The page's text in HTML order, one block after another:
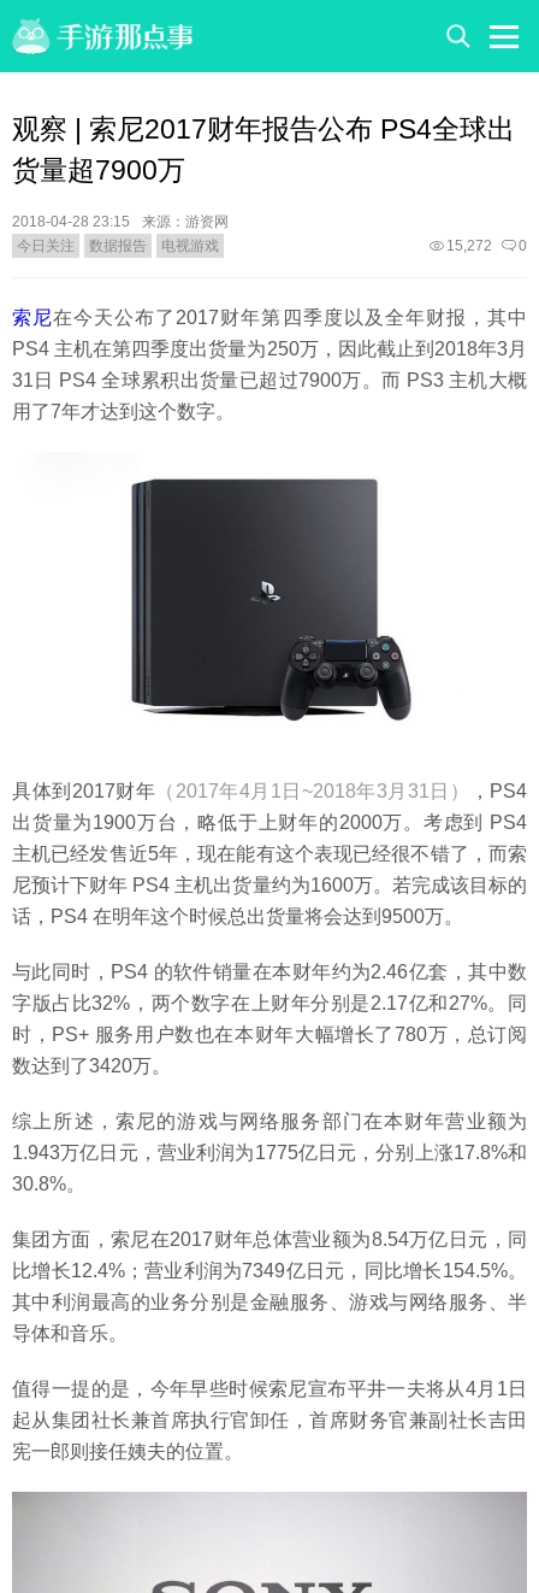
观察 | 索尼2017财年报告公布 PS4全球出
货量超7900万
2018-04-28 23:15
来源：游资网
今日关注
数据报告 电视游戏 0
15,272
索尼在今天公布了2017财年第四季度以及全年财报，其中
PS4 主机在第四季度出货量为250万，因此截止到2018年3月
31日 PS4 全球累积出货量已超过7900万。而 PS3 主机大概
用了7年才达到这个数字。
具体到2017财年 （2017年4月1日~2018年3月31日）
，PS4
出货量为1900万台，略低于上财年的2000万。考虑到 PS4
主机已经发售近5年，现在能有这个表现已经很不错了，而索
尼预计下财年 PS4 主机出货量约为1600万。若完成该目标的
话，PS4 在明年这个时候总出货量将会达到9500万。
与此同时，PS4 的软件销量在本财年约为2.46亿套，其中数
字版占比32%，两个数字在上财年分别是2.17亿和27%。同
时，PS+ 服务用户数也在本财年大幅增长了780万，总订阅
数达到了3420万。
综上所述，索尼的游戏与网络服务部门在本财年营业额为
1.943万亿日元，营业利润为1775亿日元，分别上涨17.8%和
30.8%。
集团方面，索尼在2017财年总体营业额为8.54万亿日元，同
比增长12.4%；营业利润为7349亿日元，同比增长154.5%。
其中利润最高的业务分别是金融服务、游戏与网络服务、半
导体和音乐。
值得一提的是，今年早些时候索尼宣布平井一夫将从4月1日
起从集团社长兼首席执行官卸任，首席财务官兼副社长吉田
宪一郎则接任姨夫的位置。